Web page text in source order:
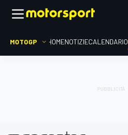
MOTOGP HOMENOTIZIECALENDARIO